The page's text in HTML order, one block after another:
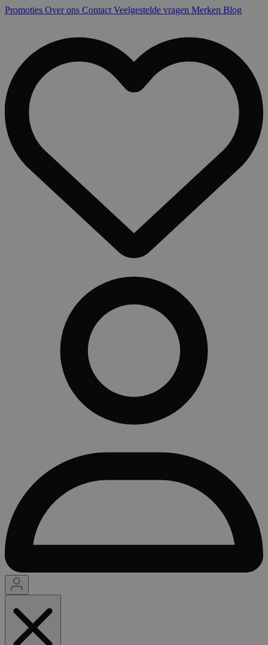
Promoties Over ons Contact Veelgestelde vragen Merken Blog